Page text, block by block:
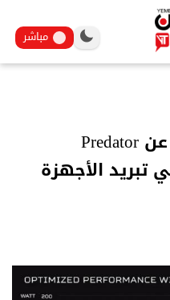
مباشر
IFA 2019: آيسر تكشف عن Predator